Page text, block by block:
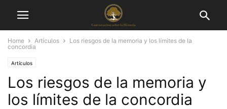
Home Artículos
Los riesgos de la memoria y los límites de la
concordia
Artículos
Los riesgos de la memoria y
los límites de la concordia